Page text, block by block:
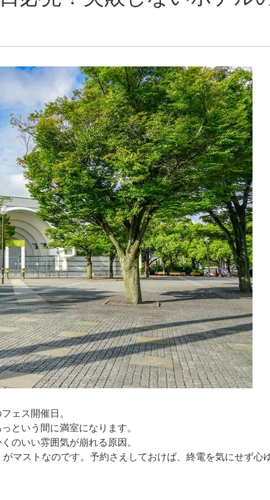
ェス開催日。
という間に満室になります。
のいい雰囲気が崩れる原因。
がマストなのです。予約さえしておけば、終電を気にせず心